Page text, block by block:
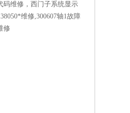
码维修，西门子系统显示
维修,300607轴1故障
修